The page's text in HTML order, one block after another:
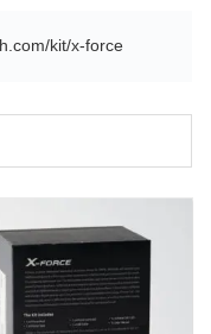
kit/x-force